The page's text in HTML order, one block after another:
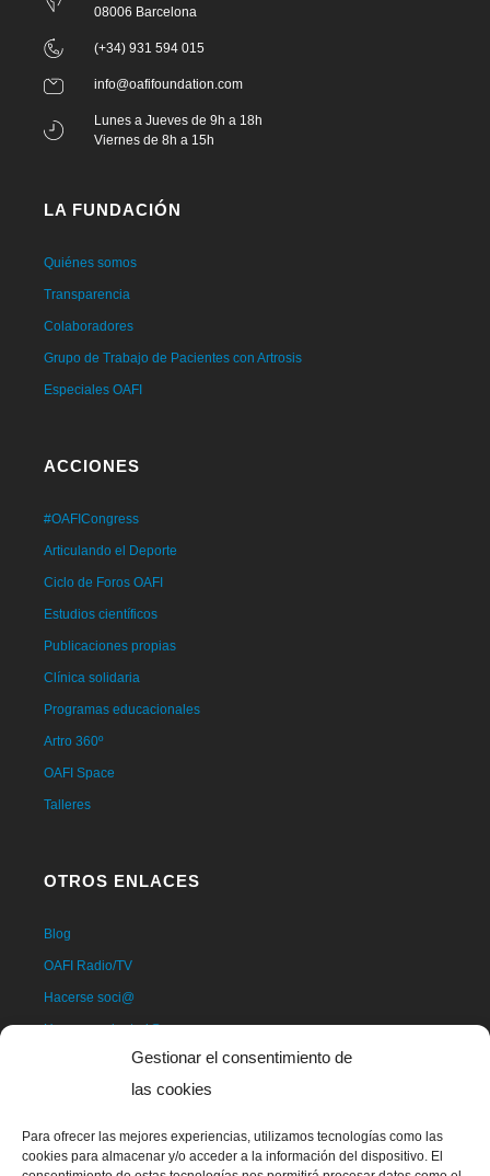
Gestionar el consentimiento de
las cookies
Para ofrecer las mejores experiencias, utilizamos tecnologías como las
cookies para almacenar y/o acceder a la información del dispositivo. El
08006 Barcelona
(+34) 931 594 015
info@oafifoundation.com
Lunes a Jueves de 9h a 18h
Viernes de 8h a 15h
LA FUNDACIÓN
Quiénes somos
Transparencia
Colaboradores
Grupo de Trabajo de Pacientes con Artrosis
Especiales OAFI
ACCIONES
#OAFICongress
Articulando el Deporte
Ciclo de Foros OAFI
Estudios científicos
Publicaciones propias
Clínica solidaria
Programas educacionales
Artro 360º
OAFI Space
Talleres
OTROS ENLACES
Blog
OAFI Radio/TV
Hacerse soci@
Hacerse voluntari@